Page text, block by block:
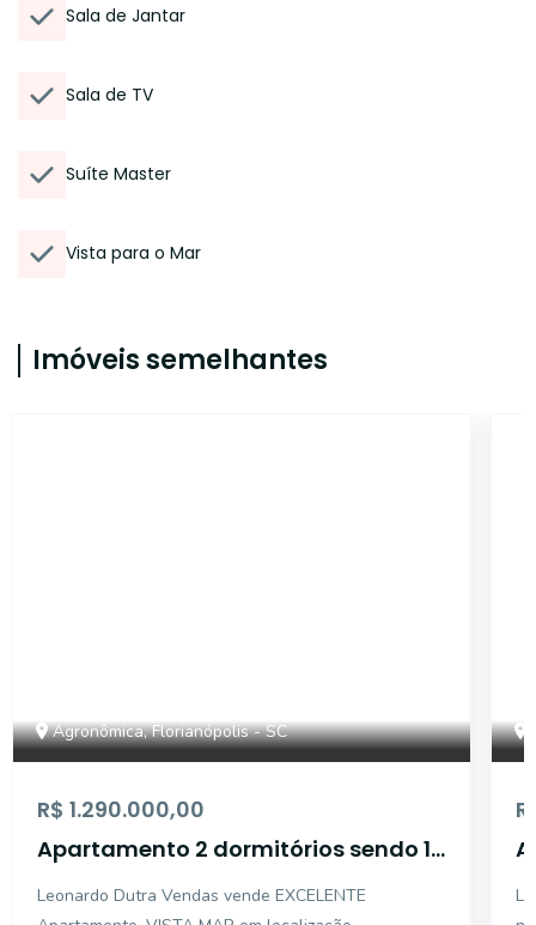
Sala de Jantar
Sala de TV
Suíte Master
Vista para o Mar
Imóveis semelhantes
Agronômica, Florianópolis - SC
R$ 1.290.000,00
Apartamento 2 dormitórios sendo 1
Leonardo Dutra Vendas vende EXCELENTE